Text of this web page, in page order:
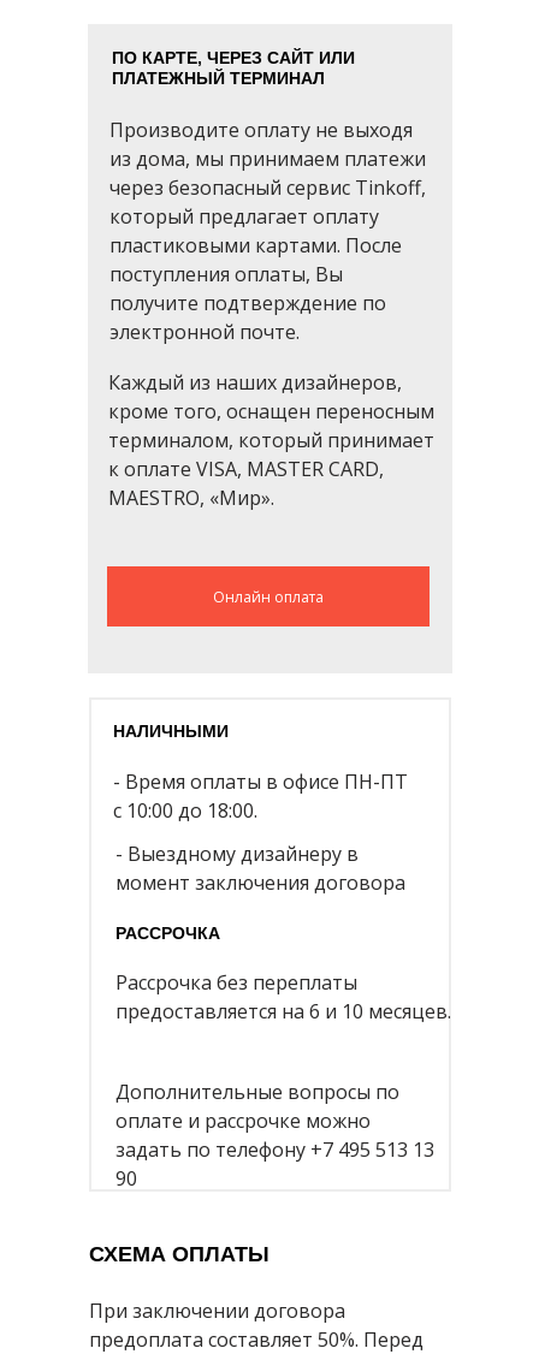
ПО КАРТЕ, ЧЕРЕЗ САЙТ ИЛИ
ПЛАТЕЖНЫЙ ТЕРМИНАЛ
Производите оплату не выходя
из дома, мы принимаем платежи
через безопасный сервис Tinkoff,
который предлагает оплату
пластиковыми картами. После
поступления оплаты, Вы
получите подтверждение по
электронной почте.
Каждый из наших дизайнеров,
кроме того, оснащен переносным
терминалом, который принимает
к оплате VISA, MASTER CARD,
MAESTRO, «Мир».
НАЛИЧНЫМИ
- Выездному дизайнеру в
момент заключения договора
- Время оплаты в офисе ПН-ПТ
с 10:00 до 18:00.
РАССРОЧКА
Рассрочка без переплаты
предоставляется на 6 и 10 месяцев.
Дополнительные вопросы по
оплате и рассрочке можно
задать по телефону +7 495 513 13
90
СХЕМА ОПЛАТЫ
При заключении договора
предоплата составляет 50%. Перед
Онлайн оплата